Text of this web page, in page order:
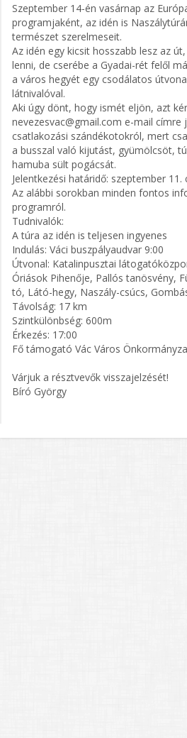
Szeptember 14-én vasárnap az
programjaként, az idén is
természet szerelmeseit.
Az idén egy kicsit hosszabb lesz az
lenni, de cserébe a Gyadai-rét felől
a város hegyét egy csodálatos
látnivalóval.
Aki úgy dönt, hogy ismét eljön, azt
nevezesvac@gmail.com e-mail címre
csatlakozási szándékotokról, mert
a busszal való kijutást, gyümölcsöt,
hamuba sült pogácsát.
Jelentkezési határidő: szeptember
Az alábbi sorokban minden fontos
programról.
Tudnivalók:
A túra az idén is teljesen ingyenes
Indulás: Váci buszpályaudvar 9:00
Útvonal: Katalinpusztai
Óriások Pihenője, Pallós tanösvény,
tó, Látó-hegy, Naszály-csúcs,
Távolság: 17 km
Szintkülönbség: 600m
Érkezés: 17:00
Fő támogató Vác Város
Várjuk a résztvevők visszajelzését!
Bíró György